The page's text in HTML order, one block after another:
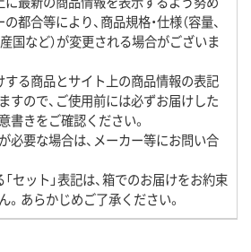
都合等により、商品規格・仕様（容量、
国など）が変更される場合がございま
する商品とサイト上の商品情報の表記
すので、ご使用前には必ずお届けした
書きをご確認ください。
必要な場合は、メーカー等にお問い合
セット」表記は、箱でのお届けをお約束
。あらかじめご了承ください。